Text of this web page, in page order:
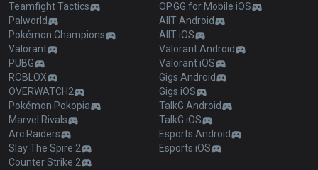
Teamfight Tactics
Palworld
Pokémon Champions
Valorant
PUBG
ROBLOX
OVERWATCH2
Pokémon Pokopia
Marvel Rivals
Arc Raiders
Slay The Spire 2
Counter Strike 2
OP.GG for Mobile iOS
AllT Android
AllT iOS
Valorant Android
Valorant iOS
Gigs Android
Gigs iOS
TalkG Android
TalkG iOS
Esports Android
Esports iOS